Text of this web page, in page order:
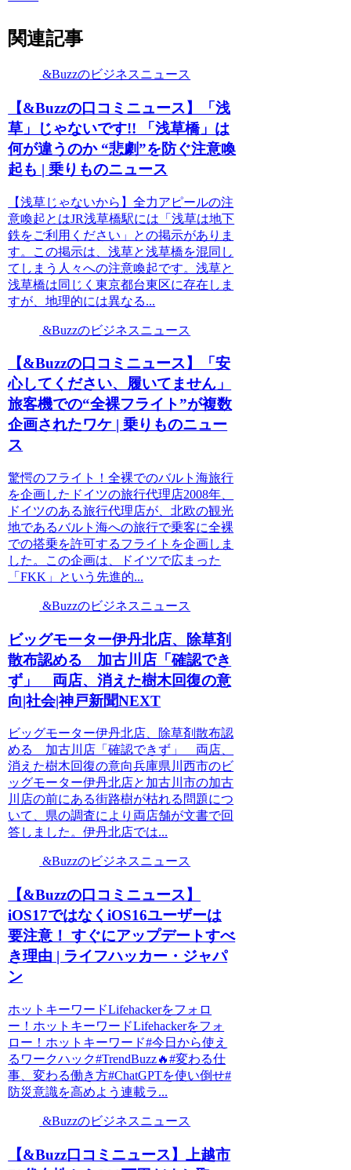
関連記事
&Buzzのビジネスニュース
【&Buzzの口コミニュース】「浅
草」じゃないです!! 「浅草橋」は
何が違うのか “悲劇”を防ぐ注意喚
起も | 乗りものニュース
【浅草じゃないから】全力アピールの注
意喚起とはJR浅草橋駅には「浅草は地下
鉄をご利用ください」との掲示がありま
す。この掲示は、浅草と浅草橋を混同し
てしまう人々への注意喚起です。浅草と
浅草橋は同じく東京都台東区に存在しま
すが、地理的には異なる...
&Buzzのビジネスニュース
【&Buzzの口コミニュース】「安
心してください、履いてません」
旅客機での“全裸フライト”が複数
企画されたワケ | 乗りものニュー
ス
驚愕のフライト！全裸でのバルト海旅行
を企画したドイツの旅行代理店2008年、
ドイツのある旅行代理店が、北欧の観光
地であるバルト海への旅行で乗客に全裸
での搭乗を許可するフライトを企画しま
した。この企画は、ドイツで広まった
「FKK」という先進的...
&Buzzのビジネスニュース
ビッグモーター伊丹北店、除草剤
散布認める 加古川店「確認でき
ず」 両店、消えた樹木回復の意
向|社会|神戸新聞NEXT
ビッグモーター伊丹北店、除草剤散布認
める 加古川店「確認できず」 両店、
消えた樹木回復の意向兵庫県川西市のビ
ッグモーター伊丹北店と加古川市の加古
川店の前にある街路樹が枯れる問題につ
いて、県の調査により両店舗が文書で回
答しました。伊丹北店では...
&Buzzのビジネスニュース
【&Buzzの口コミニュース】
iOS17ではなくiOS16ユーザーは
要注意！ すぐにアップデートすべ
き理由 | ライフハッカー・ジャパ
ン
ホットキーワードLifehackerをフォロ
ー！ホットキーワードLifehackerをフォ
ロー！ホットキーワード#今日から使え
るワークハック#TrendBuzz🔥#変わる仕
事、変わる働き方#ChatGPTを使い倒せ#
防災意識を高めよう連載ラ...
&Buzzのビジネスニュース
【&Buzz口コミニュース】上越市